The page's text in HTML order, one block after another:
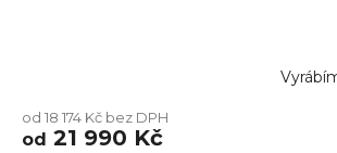
produktu
je
od 18 174 Kč bez DPH
od 21 990 Kč